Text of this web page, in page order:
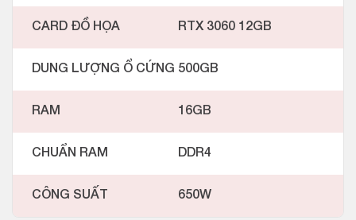
CARD ĐỒ HỌA RTX 3060 12GB
DUNG LƯỢNG Ổ CỨNG 500GB
RAM 16GB
CHUẨN RAM DDR4
CÔNG SUẤT 650W